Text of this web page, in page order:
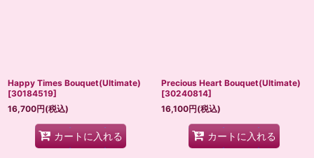
Happy Times Bouquet(Ultimate)
[30184519]
16,700円(税込)
カートに入れる
Precious Heart Bouquet(Ultimate)
[30240814]
16,100円(税込)
カートに入れる